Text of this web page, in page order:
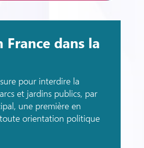
dans la
pour interdire la
et jardins publics, par
une première en
orientation politique